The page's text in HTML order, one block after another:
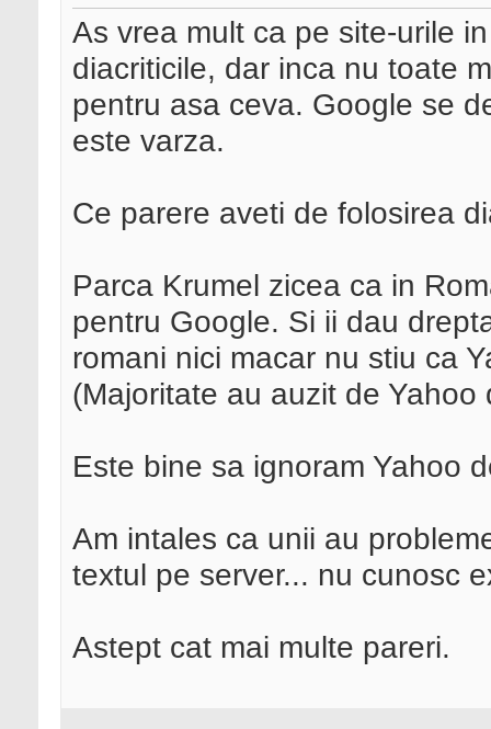
As vrea mult ca pe site-urile
diacriticile, dar inca nu toate
pentru asa ceva. Google se
este varza.
Ce parere aveti de folosirea
Parca Krumel zicea ca in
pentru Google. Si ii dau
romani nici macar nu stiu ca
(Majoritate au auzit de
Este bine sa ignoram Yahoo
Am intales ca unii au
textul pe server... nu cunosc
Astept cat mai multe pareri.